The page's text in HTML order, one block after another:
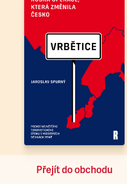
Přejít do obchodu